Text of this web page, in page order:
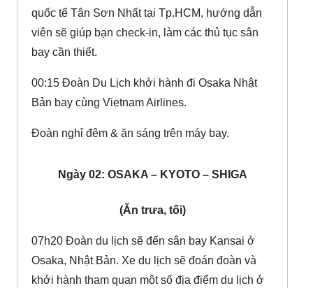
quốc tế Tân Sơn Nhất tại Tp.HCM, hướng dẫn
viên sẽ giúp bạn check-in, làm các thủ tục sân
bay cần thiết.
00:15 Đoàn Du Lịch khởi hành đi Osaka Nhật
Bản bay cùng Vietnam Airlines.
Đoàn nghỉ đêm & ăn sáng trên máy bay.
Ngày 02: OSAKA – KYOTO – SHIGA
(Ăn trưa, tối)
07h20 Đoàn du lịch sẽ đến sân bay Kansai ở
Osaka, Nhật Bản. Xe du lịch sẽ đoán đoàn và
khởi hành tham quan một số địa điểm du lịch ở